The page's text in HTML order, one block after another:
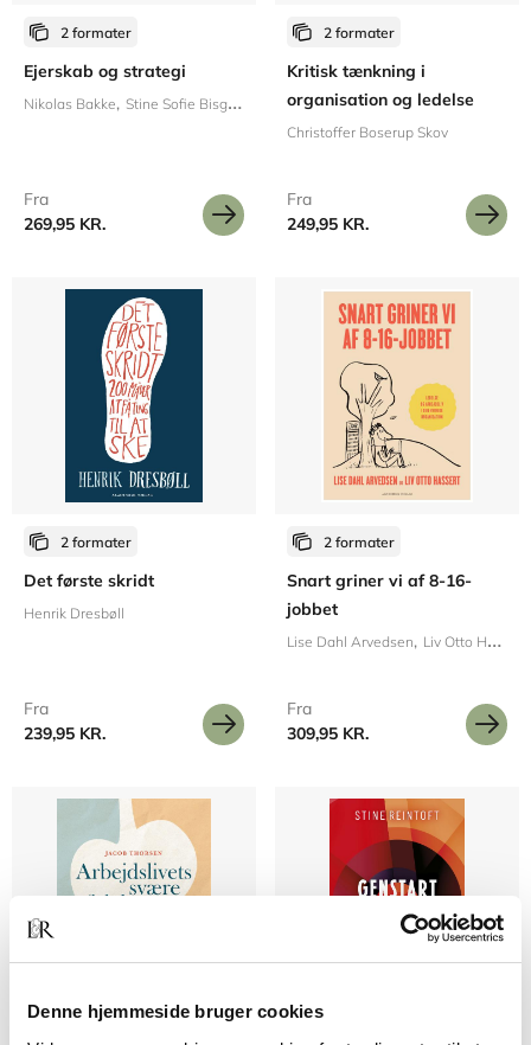
Denne hjemmeside bruger cookies
2 formater
Ejerskab og strategi
Nikolas Bakke Stine Sofie Bisgaard Sofie T. Gildsig Kasper Wittrup
Fra
269,95 KR.
2 formater
Kritisk tænkning i
organisation og ledelse
Christoffer Boserup Skov
Fra
249,95 KR.
2 formater
Det første skridt
Henrik Dresbøll
Fra
239,95 KR.
2 formater
Snart griner vi af 8-16-
jobbet
Lise Dahl Arvedsen Liv Otto Hassert
Fra
309,95 KR.